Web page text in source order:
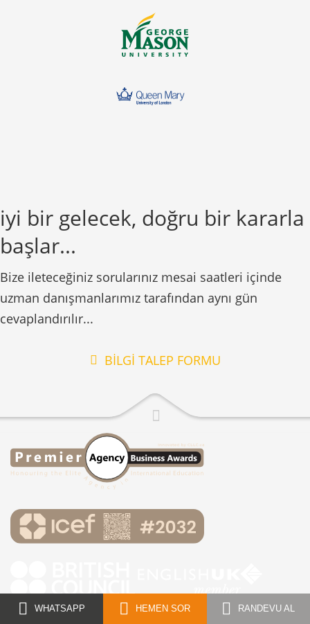
iyi bir gelecek, doğru bir kararla
başlar...
Bize ileteceğiniz sorularınız mesai saatleri içinde
uzman danışmanlarımız tarafından aynı gün
cevaplandırılır...
BİLGİ TALEP FORMU
WHATSAPP HEMEN SOR RANDEVU AL